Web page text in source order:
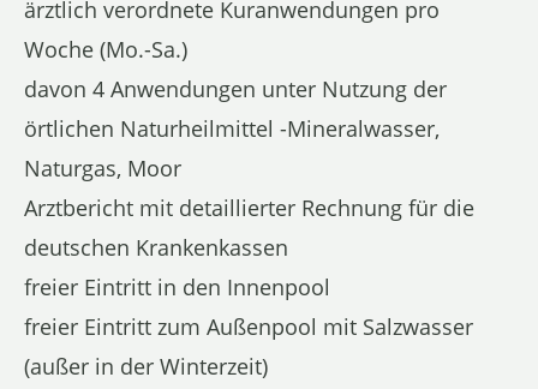
ärztlich verordnete Kuranwendungen pro
Woche (Mo.-Sa.)
davon 4 Anwendungen unter Nutzung der
örtlichen Naturheilmittel -Mineralwasser,
Naturgas, Moor
Arztbericht mit detaillierter Rechnung für die
deutschen Krankenkassen
freier Eintritt in den Innenpool
freier Eintritt zum Außenpool mit Salzwasser
(außer in der Winterzeit)